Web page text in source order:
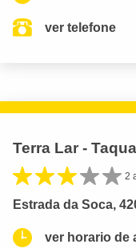
ver telefone
Terra Lar -
2
Estrada da Soca,
ver horario de